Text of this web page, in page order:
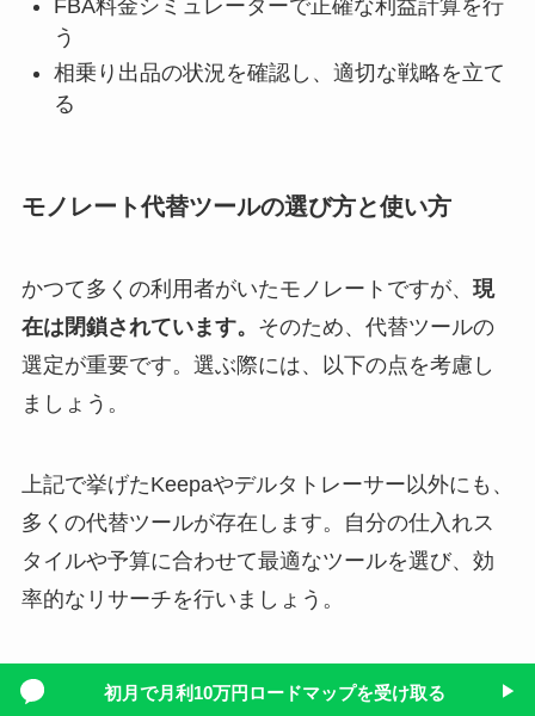
FBA料金シミュレーターで正確な利益計算を行
う
相乗り出品の状況を確認し、適切な戦略を立て
る
モノレート代替ツールの選び方と使い方
かつて多くの利用者がいたモノレートですが、 現
在は閉鎖されています。 そのため、代替ツールの
選定が重要です。選ぶ際には、以下の点を考慮し
ましょう。
上記で挙げたKeepaやデルタトレーサー以外にも、
多くの代替ツールが存在します。自分の仕入れス
タイルや予算に合わせて最適なツールを選び、効
率的なリサーチを行いましょう。
初月で月利10万円ロードマップを受け取る ▶